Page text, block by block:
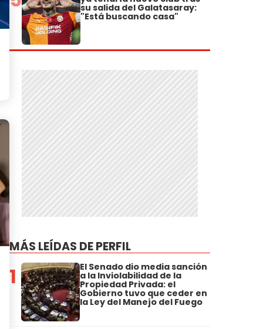
su salida del Galatasaray:
"Está buscando casa"
MÁS LEÍDAS DE PERFIL
1 El Senado dio media sanción
a la Inviolabilidad de la
Propiedad Privada: el
Gobierno tuvo que ceder en
la Ley del Manejo del Fuego